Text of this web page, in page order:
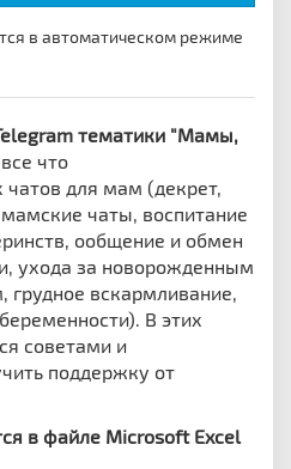
в автоматическом режиме
тематики "Мамы,
что
чатов для мам (декрет,
чаты, воспитание
ообщение и обмен
ухода за новорожденным
вскармливание,
В этих
советами и
поддержку от
в файле Microsoft Excel